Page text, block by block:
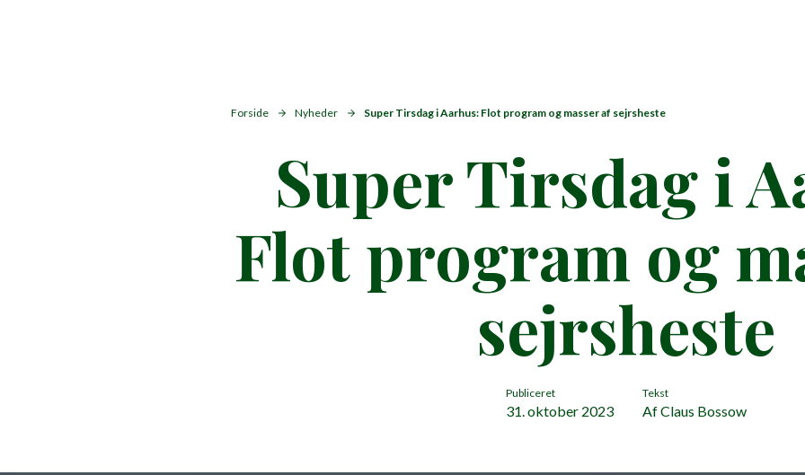
Forside Nyheder Super Tirsdag i Aarhus: Flot program og masser af sejrsheste
Super Tirsdag i
Flot program og
sejrsheste
Publiceret
31. oktober 2023
Tekst
Af Claus Bossow